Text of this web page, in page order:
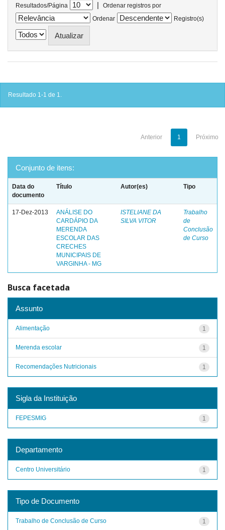
Resultados/Página |
Ordenar registros por
Ordenar
Registro(s)
Resultado 1-1 de 1.
Anterior 1 Próximo
Conjunto de itens:
Data do
documento
Título Autor(es) Tipo
17-Dez-2013
ANÁLISE DO
CARDÁPIO DA
MERENDA
ESCOLAR DAS
CRECHES
MUNICIPAIS DE
VARGINHA - MG
ISTELIANE DA
SILVA VITOR
Trabalho
de
Conclusão
de Curso
Busca facetada
Assunto
1
Alimentação
1
Merenda escolar
1
Recomendações Nutricionais
Sigla da Instituição
1
FEPESMIG
Departamento
1
Centro Universitário
Tipo de Documento
1
Trabalho de Conclusão de Curso